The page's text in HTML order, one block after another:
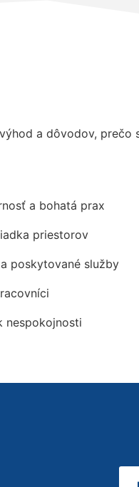
a dôvodov, prečo
a bohatá prax
priestorov
poskytované služby
nespokojnosti